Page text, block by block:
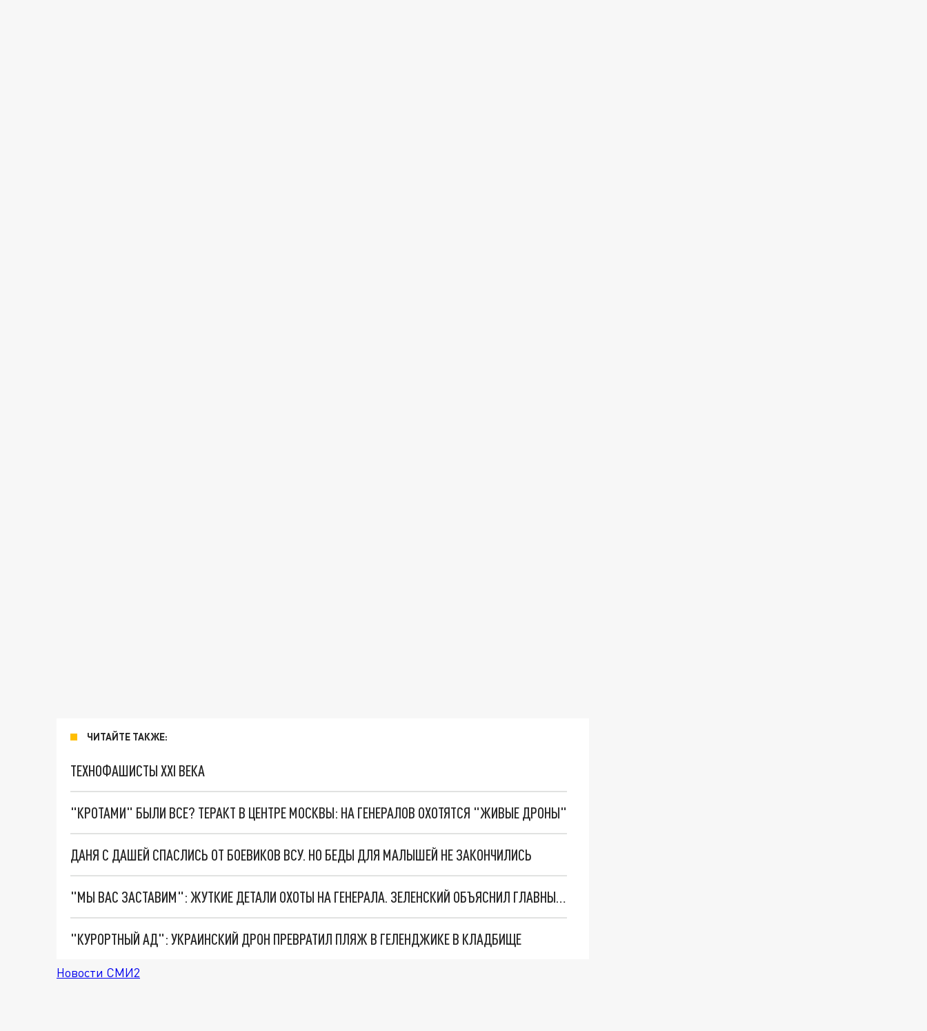
ЧИТАЙТЕ ТАКЖЕ:
ТЕХНОФАШИСТЫ XXI ВЕКА
"КРОТАМИ" БЫЛИ ВСЕ? ТЕРАКТ В ЦЕНТРЕ МОСКВЫ: НА ГЕНЕРАЛОВ ОХОТЯТСЯ "ЖИВЫЕ ДРОНЫ"
ДАНЯ С ДАШЕЙ СПАСЛИСЬ ОТ БОЕВИКОВ ВСУ. НО БЕДЫ ДЛЯ МАЛЫШЕЙ НЕ ЗАКОНЧИЛИСЬ
"МЫ ВАС ЗАСТАВИМ": ЖУТКИЕ ДЕТАЛИ ОХОТЫ НА ГЕНЕРАЛА. ЗЕЛЕНСКИЙ ОБЪЯСНИЛ ГЛАВНЫЙ СМЫСЛ ТЕРАКТА В ЦЕНТРЕ МОСКВЫ
"КУРОРТНЫЙ АД": УКРАИНСКИЙ ДРОН ПРЕВРАТИЛ ПЛЯЖ В ГЕЛЕНДЖИКЕ В КЛАДБИЩЕ
Новости СМИ2